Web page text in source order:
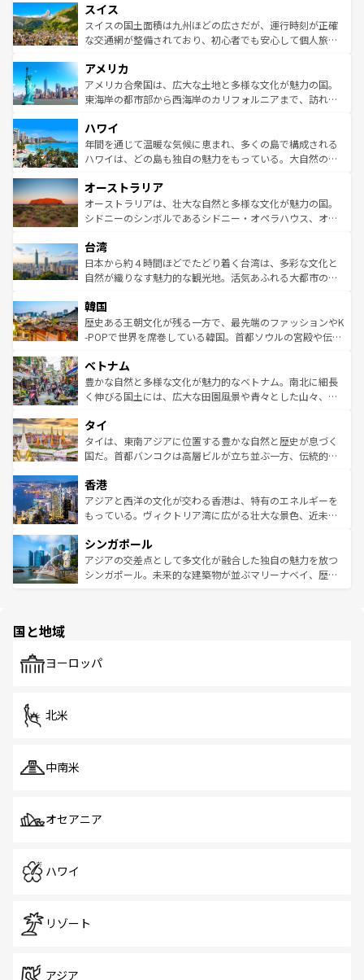
れる地方に足を運ぶとそれぞれで全く異なる文化を体験で
きるだろう。 なお、新着のフランス情報はコンテンツ一覧
を参照してほしい。
は、お酒好きな人にはぜひ体験してほしい。 なお、新着の
ドイツ情報はコンテンツ一覧を参照してほしい。
リアごとに異なる魅力がある。また、優雅なアフタヌーン
ティー、ビール好きにはたまらない英国パブ、サッカー観
戦など、本場だからこそできる体験も豊富。イギリスを旅
ンツ一覧を参照してほしい。
スイス
スイスの国土面積は九州ほどの広さだが、運行時刻が正確
な交通網が整備されており、初心者でも安心して個人旅行
の建物がそのまま残る町や、スイスならではのユニークな
博物館もあり、アルプス観光だけでなく町歩きも満喫する
ことができる。国民の所得が高いため物価も高いが、旅行
ば市内交通費無料で観光を楽しむこともできる。 なお、新
着のスイス情報はコンテンツ一覧 を参照してほしい。
アメリカ
アメリカ合衆国は、広大な土地と多様な文化が魅力の国。
東海岸の都市部から西海岸のカリフォルニアまで、訪れる
のような巨大都市は、観光、ショッピング、エンターテイ
ンメントが詰まった刺激的なスポットだ。一方、アメリカ
西部には大自然が広がり、グランドキャニオンやイエロー
部のニューオーリンズでは、音楽と美食が融合した独特の
文化が魅力。旅行者はアメリカの各地域で異なる魅力を楽
しみながら、その多様性と豊かな歴史を感じることができ
ならではの贅沢な旅のスタイルだ。 なお、新着のアメリカ
情報はコンテンツ一覧を参照してほしい。
ハワイ
年間を通じて温暖な気候に恵まれ、多くの島で構成される
ハワイは、どの島も独自の魅力をもっている。大自然の神
ワイ島は見逃せない。また、定番の観光地といえばオアフ
島だが、静かな自然を求めるならマウイ島やカウアイ島が
おすすめ。エメラルドグリーンに輝く海をはじめ、豊かな
れるおもてなしの心で訪れる人々を迎えてくれるハワイの
人々、おいしいローカルフードやハワイアンミュージッ
ク、伝統的なフラダンスなど、すべてがハワイの魅力を彩
ワイを、存分に味わってほしい。 なお、新着のハワイ情報
はコンテンツ一覧を参照してほしい。
オーストラリア
オーストラリアは、壮大な自然と多様な文化が魅力の国。
シドニーのシンボルであるシドニー・オペラハウス、オー
リアリーフや大陸中央部にそびえるウルル（エアーズロッ
ク）、タスマニアの美しい原生林やケアンズの熱帯雨林な
ど、見どころがたくさん。また、カフェやワイン、オージ
いる。アクティビティも充実しており、サーフィンやダイ
ビング、ハイキングなど、アウトドア好きにはたまらな
い。オーストラリアの多彩な魅力を存分に味わいつくそ
参照してほしい。
台湾
日本から約４時間ほどでたどり着く台湾は、多彩な文化と
自然が織りなす魅力的な観光地。活気あふれる大都市の台
ン）、静ひつな山岳地帯である台湾東部など、都市の喧騒
と山間の静けさが共存しており、訪れる人に新しい発見と
驚きをもたらしてくれる。また、奥深い台湾の食文化も魅
容にもいいと評判のスイーツなど、バラエティ豊かな料理
が味わえる。 なお、新着の台湾情報は コンテンツ一覧を参
照してほしい。
韓国
歴史ある王朝文化が残る一方で、最先端のファッションやK
-POPで世界を席巻している韓国。首都ソウルの宮殿や伝統
き、地方に足を延ばせば四季折々の自然美を楽しむことが
できる。そして、キムチや焼肉、絶品のストリートフード
まで、さまざまな韓国料理が待っている。夜には、韓国な
リティに包まれながら、韓国の多彩な魅力を心ゆくまで味
わってみてほしい。 なお、新着の韓国情報はコンテンツ一
覧を参照してほしい。
ベトナム
豊かな自然と多様な文化が魅力的なベトナム。南北に細長
く伸びる国土には、広大な田園風景や青々とした山々、世
急速な発展と共に伝統が息づく。ハノイの古い町並みやホ
ーチミン市のフランス統治時代の建物も、独特の雰囲気を
醸し出している。また、バラエティの豊かさとおいしさで
とつ。フォーやバインミー、ベトナムコーヒーなどは、ぜ
ひ現地で味わいたい。どの地域を訪れてもあたたかい人々
が旅行者を迎えてくれるので、きっと忘れられない旅にな
参照してほしい。
タイ
タイは、東南アジアに位置する豊かな自然と歴史が息づく
国だ。首都バンコクは高層ビルが立ち並ぶ一方、伝統的な
の活気が交差している。北部ではチェンマイなどの山岳地
帯で自然と触れ合い、南部ではプーケットやクラビの美し
いビーチでリゾート気分を楽しむことができる。タイ料理
激する。気候は一年中温暖で、どの季節にも異なる楽しみ
が待っている。親しみやすいタイの人々、仏教を中心とし
た文化、そして多様な観光資源が、訪れる旅人を魅了し続
香港
アジアと西洋の文化が交わる香港は、特有のエネルギーを
もっている。ヴィクトリア湾に広がる壮大な景色、近未来
み、どこを訪れても感動するはず。観光スポットが密集し
ており、効率よく見どころを回れるのも魅力。息をのむよ
うな絶景から文化的な体験まで、香港を存分に楽しみ尽く
シンガポール
アジアの交差点として多文化が融合した独自の魅力を放つ
シンガポール。未来的な建築物が並ぶマリーナベイ、歴史
で、ホーカーズは地元の風情を楽しめる外せないスポット
国と地域
ヨーロッパ
北米
中南米
オセアニア
ハワイ
リゾート
アジア